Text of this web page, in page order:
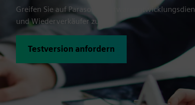
Greifen Sie auf Parasolid-
und Wiederverkäufer zu.
Testversion anfordern